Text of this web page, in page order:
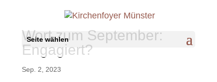
Seite wählen
Wort zum September:
Engagiert?
Sep. 2, 2023